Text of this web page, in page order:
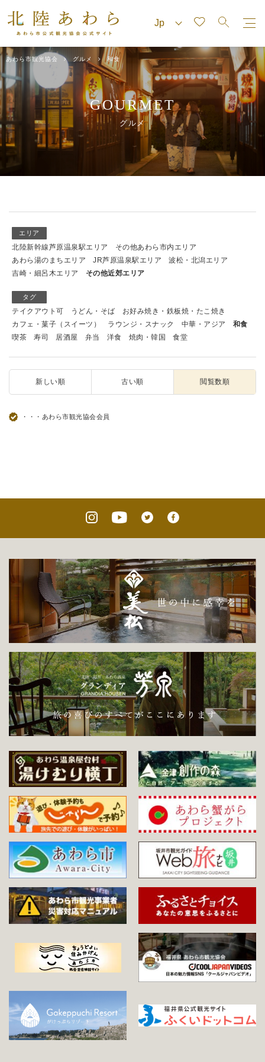
あわら市観光協会 グルメ 和食
GOURMET
グルメ
エリア
北陸新幹線芦原温泉駅エリア
その他あわら市内エリア
あわら湯のまちエリア
JR芦原温泉駅エリア
波松・北潟エリア
吉崎・細呂木エリア
その他近郊エリア
タグ
テイクアウト可 うどん・そば
お好み焼き・鉄板焼・たこ焼き
カフェ・菓子（スイーツ）
ラウンジ・スナック 中華・アジア
和食
喫茶
寿司 居酒屋 弁当 洋食 焼肉・韓国 食堂
新しい順 古い順 閲覧数順
・・・あわら市観光協会会員